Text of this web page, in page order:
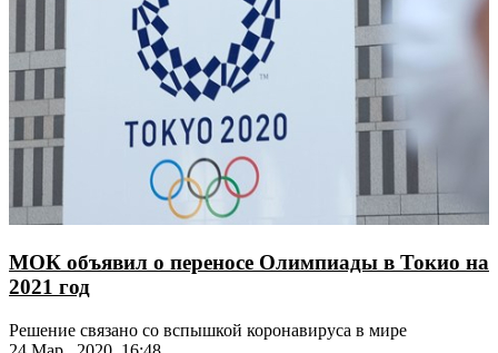
МОК объявил о переносе Олимпиады в Токио на
2021 год
Решение связано со вспышкой коронавируса в мире